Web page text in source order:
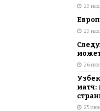
29
29
26
матч:
25